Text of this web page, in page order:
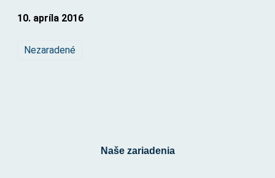
10. apríla 2016
Nezaradené
Naše zariadenia